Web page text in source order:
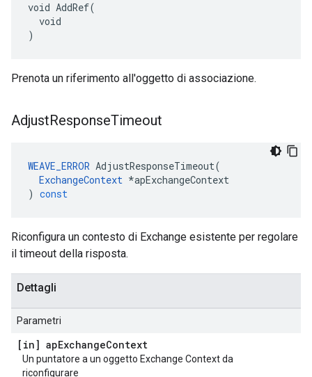
void AddRef(
  void
)
Prenota un riferimento all'oggetto di associazione.
AdjustResponseTimeout
WEAVE_ERROR AdjustResponseTimeout(
ExchangeContext *apExchangeContext
) const
Riconfigura un contesto di Exchange esistente per regolare
il timeout della risposta.
Dettagli
Parametri
[in] apExchangeContext
Un puntatore a un oggetto Exchange Context da
riconfigurare